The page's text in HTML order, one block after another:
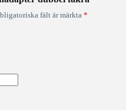
fält är märkta*